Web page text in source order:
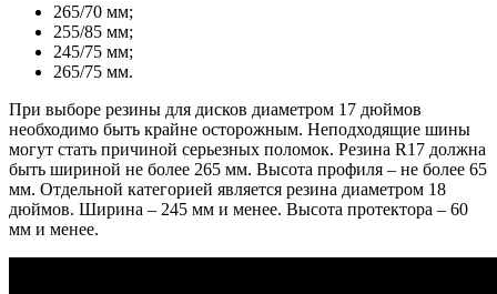
265/70 мм;
255/85 мм;
245/75 мм;
265/75 мм.
При выборе резины для дисков диаметром 17 дюймов
необходимо быть крайне осторожным. Неподходящие шины
могут стать причиной серьезных поломок. Резина R17 должна
быть шириной не более 265 мм. Высота профиля – не более 65
мм. Отдельной категорией является резина диаметром 18
дюймов. Ширина – 245 мм и менее. Высота протектора – 60
мм и менее.